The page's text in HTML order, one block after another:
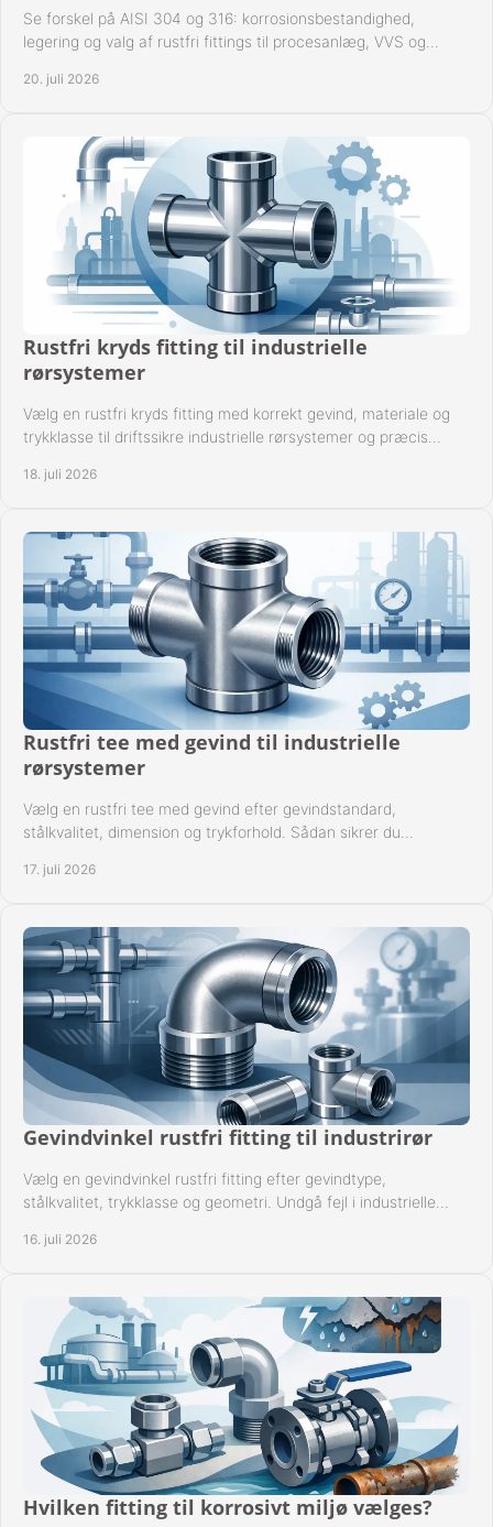
Se forskel på AISI 304 og 316: korrosionsbestandighed,
legering og valg af rustfri fittings til procesanlæg, VVS og
20. juli 2026
Rustfri kryds fitting til industrielle
rørsystemer
Vælg en rustfri kryds fitting med korrekt gevind, materiale og
trykklasse til driftssikre industrielle rørsystemer og præcis
18. juli 2026
Rustfri tee med gevind til industrielle
rørsystemer
Vælg en rustfri tee med gevind efter gevindstandard,
stålkvalitet, dimension og trykforhold. Sådan sikrer du
17. juli 2026
Gevindvinkel rustfri fitting til industrirør
Vælg en gevindvinkel rustfri fitting efter gevindtype,
stålkvalitet, trykklasse og geometri. Undgå fejl i industrielle
16. juli 2026
Hvilken fitting til korrosivt miljø vælges?